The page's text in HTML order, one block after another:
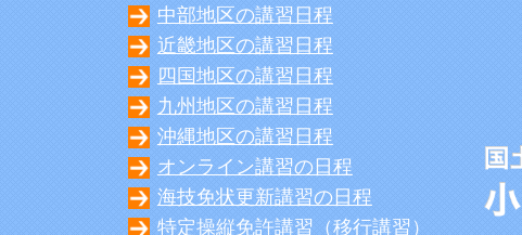
中部地区の講習日程
近畿地区の講習日程
四国地区の講習日程
九州地区の講習日程
沖縄地区の講習日程
オンライン講習の日程
海技免状更新講習の日程
特定操縦免許講習（移行講習）